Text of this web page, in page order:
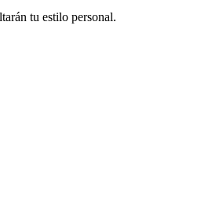
tu estilo personal.